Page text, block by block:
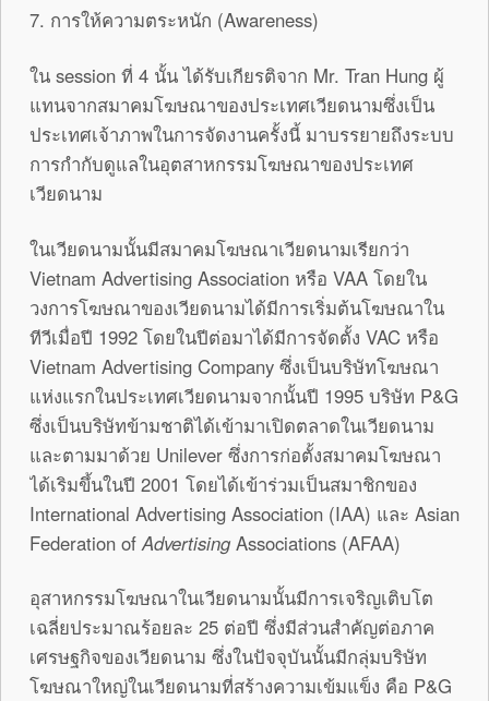
7. การให้ความตระหนัก (Awareness)
ใน session ที่ 4 นั้น ได้รับเกียรติจาก Mr. Tran Hung ผู้
แทนจากสมาคมโฆษณาของประเทศเวียดนามซึ่งเป็น
ประเทศเจ้าภาพในการจัดงานครั้งนี้ มาบรรยายถึงระบบ
การกำกับดูแลในอุตสาหกรรมโฆษณาของประเทศ
เวียดนาม
ในเวียดนามนั้นมีสมาคมโฆษณาเวียดนามเรียกว่า
Vietnam Advertising Association หรือ VAA โดยใน
วงการโฆษณาของเวียดนามได้มีการเริ่มต้นโฆษณาใน
ทีวีเมื่อปี 1992 โดยในปีต่อมาได้มีการจัดตั้ง VAC หรือ
Vietnam Advertising Company ซึ่งเป็นบริษัทโฆษณา
แห่งแรกในประเทศเวียดนามจากนั้นปี 1995 บริษัท P&G
ซึ่งเป็นบริษัทข้ามชาติได้เข้ามาเปิดตลาดในเวียดนาม
และตามมาด้วย Unilever ซึ่งการก่อตั้งสมาคมโฆษณา
ได้เริมขึ้นในปี 2001 โดยได้เข้าร่วมเป็นสมาชิกของ
International Advertising Association (IAA) และ Asian
Federation of Advertising Associations (AFAA)
อุสาหกรรมโฆษณาในเวียดนามนั้นมีการเจริญเติบโต
เฉลี่ยประมาณร้อยละ 25 ต่อปี ซึ่งมีส่วนสำคัญต่อภาค
เศรษฐกิจของเวียดนาม ซึ่งในปัจจุบันนั้นมีกลุ่มบริษัท
โฆษณาใหญ่ในเวียดนามที่สร้างความเข้มแข็ง คือ P&G